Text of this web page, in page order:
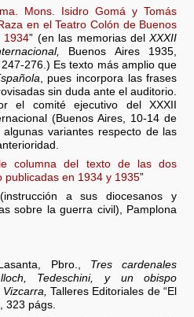
Mons. Isidro Gomá y Tomás
en el Teatro Colón de Buenos
1934” (en las memorias delXXXII
Buenos Aires 1935,
276.) Es texto más amplio que
, pues incorpora las frases
sin duda ante el auditorio.
el comité ejecutivo del XXXII
(Buenos Aires, 10-14 de
variantes respecto de las
columna del texto de las dos
publicadas en 1934 y 1935”
a sus diocesanos y
sobre la guerra civil), Pamplona
Pbro., Tres cardenales
Tedeschini, y un obispo
Talleres Editoriales de “El
323 págs.